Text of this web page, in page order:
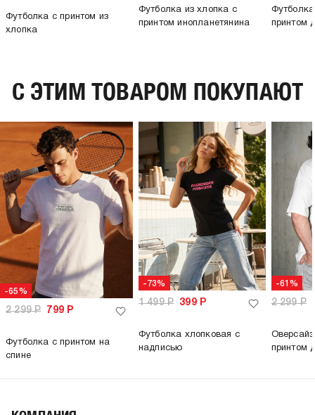
Футболка с принтом из
хлопка
Футболка из хлопка с
принтом инопланетянина
принтом
C ЭТИМ ТОВАРОМ ПОКУПАЮТ
-65%
2 299Р 799 Р
Футболка с принтом на
спине
-73%
1 499Р 399Р
Футболка хлопковая с
надписью
-61%
2 299Р
принтом